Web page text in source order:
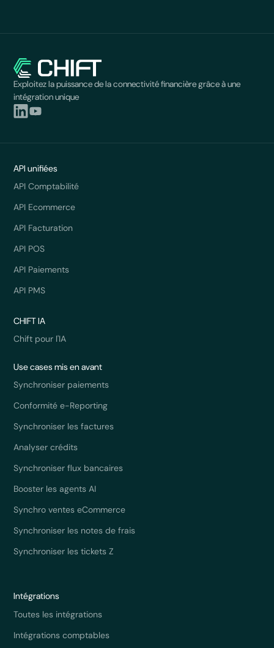
Exploitez la puissance de la connectivité financière grâce à une
intégration unique
API unifiées
API Comptabilité
API Ecommerce
API Facturation
API POS
API Paiements
API PMS
CHIFT IA
Chift pour l'IA
Use cases mis en avant
Synchroniser paiements
Conformité e-Reporting
Synchroniser les factures
Analyser crédits
Synchroniser flux bancaires
Booster les agents AI
Synchro ventes eCommerce
Synchroniser les notes de frais
Synchroniser les tickets Z
Intégrations
Toutes les intégrations
Intégrations comptables